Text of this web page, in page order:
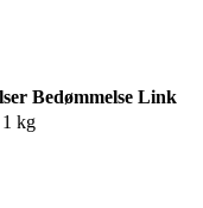
Bedømmelse Link
kg